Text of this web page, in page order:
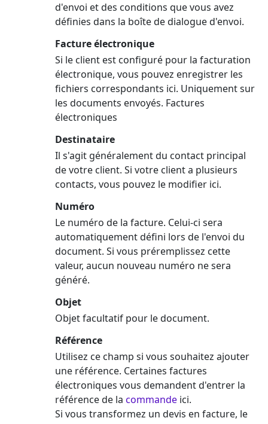
d'envoi et des conditions que vous avez
définies dans la boîte de dialogue d'envoi.
Facture électronique
Si le client est configuré pour la facturation
électronique, vous pouvez enregistrer les
fichiers correspondants ici. Uniquement sur
les documents envoyés. Factures
électroniques
Destinataire
Il s'agit généralement du contact principal
de votre client. Si votre client a plusieurs
contacts, vous pouvez le modifier ici.
Numéro
Le numéro de la facture. Celui-ci sera
automatiquement défini lors de l'envoi du
document. Si vous préremplissez cette
valeur, aucun nouveau numéro ne sera
généré.
Objet
Objet facultatif pour le document.
Référence
Utilisez ce champ si vous souhaitez ajouter
une référence. Certaines factures
électroniques vous demandent d'entrer la
référence de la commande ici.
Si vous transformez un devis en facture, le